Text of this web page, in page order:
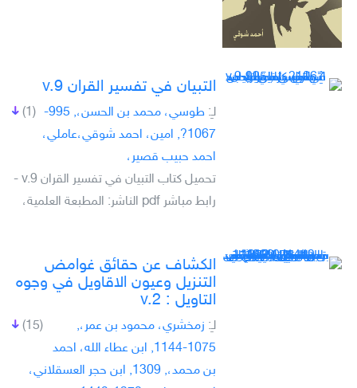
التبيان في تفسير القران v.9
(1) لـِ:
طوسي، محمد بن الحسن،, 995-
1067?, امين، احمد شوقي،عاملي،
احمد حبيب قصير،
تحميل كتاب التبيان في تفسير القران v.9 -
رابط مباشر pdf الناشر: المطبعة العلمية،
الكشاف عن حقائق غوامض
التنزيل وعيون الاقاويل في وجوه
التاويل : v.2
(15) لـِ: زمخشري، محمود بن عمر،,
1075-1144, ابن عطاء الله، احمد
بن محمد،, 1309, ابن حجر العسقلاني،